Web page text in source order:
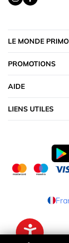
LE MONDE
PROMOTIONS
AIDE
LIENS UTILES